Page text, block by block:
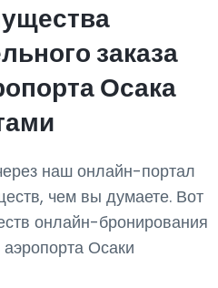
заказа
Осака
наш онлайн-портал
чем вы думаете. Вот
онлайн-бронирования
Осаки